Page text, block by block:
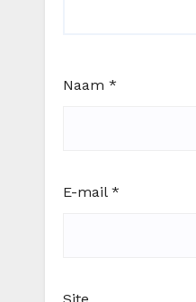
Naam *
E-mail *